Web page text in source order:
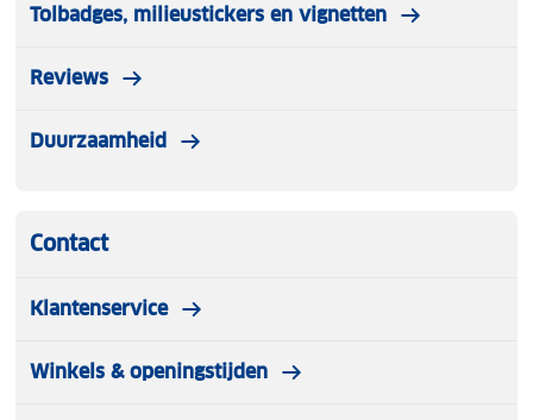
Tolbadges, milieustickers en vignetten
Reviews
Duurzaamheid
Contact
Klantenservice
Winkels & openingstijden